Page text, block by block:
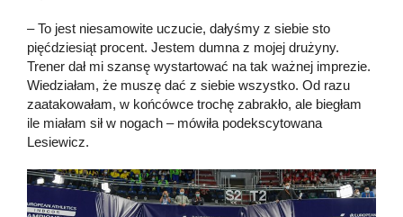
– To jest niesamowite uczucie, dałyśmy z siebie sto
pięćdziesiąt procent. Jestem dumna z mojej drużyny.
Trener dał mi szansę wystartować na tak ważnej imprezie.
Wiedziałam, że muszę dać z siebie wszystko. Od razu
zaatakowałam, w końcówce trochę zabrakło, ale biegłam
ile miałam sił w nogach – mówiła podekscytowana
Lesiewicz.